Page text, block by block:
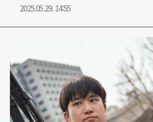
2025.05.29. 14:55